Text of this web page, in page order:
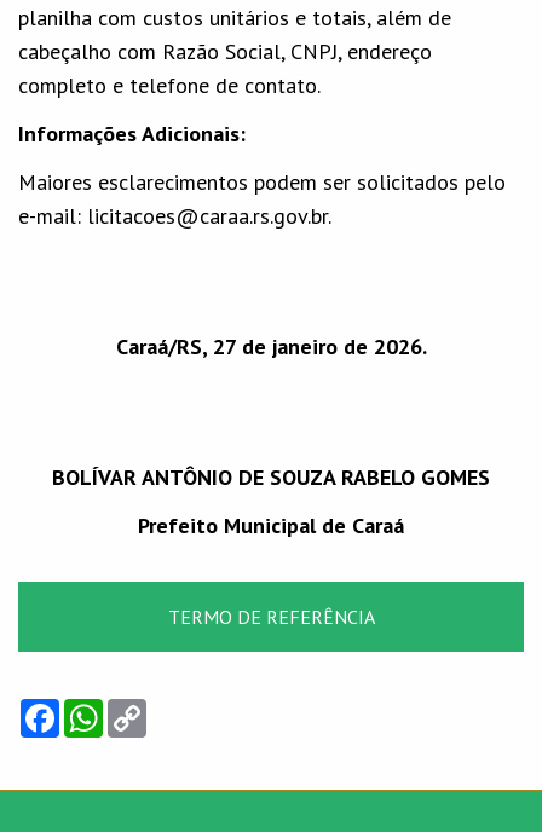
planilha com custos unitários e totais, além de
cabeçalho com Razão Social, CNPJ, endereço
completo e telefone de contato.
Informações Adicionais:
Maiores esclarecimentos podem ser solicitados pelo
e-mail: licitacoes@caraa.rs.gov.br.
Caraá/RS, 27 de janeiro de 2026.
BOLÍVAR ANTÔNIO DE SOUZA RABELO GOMES
Prefeito Municipal de Caraá
TERMO DE REFERÊNCIA
FacebookWhatsApp